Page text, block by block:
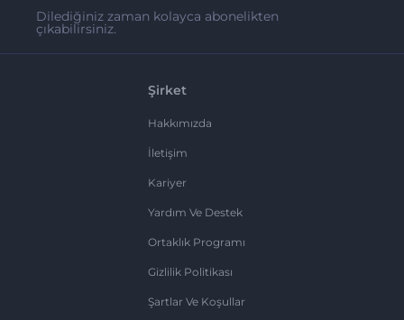
Dilediğiniz zaman kolayca abonelikten
çıkabilirsiniz.
Şirket
Hakkımızda
İletişim
Kariyer
Yardım Ve Destek
Ortaklık Programı
Gizlilik Politikası
Şartlar Ve Koşullar